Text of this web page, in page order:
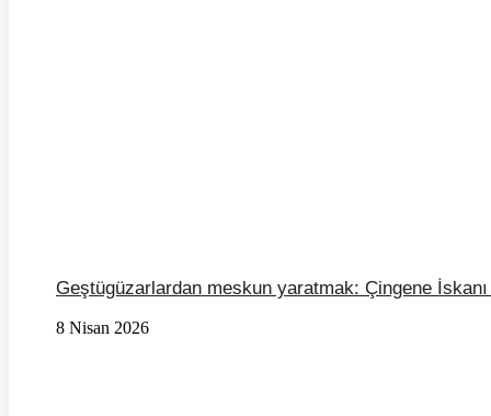
Geştügüzarlardan meskun yaratmak: Çingene
8 Nisan 2026